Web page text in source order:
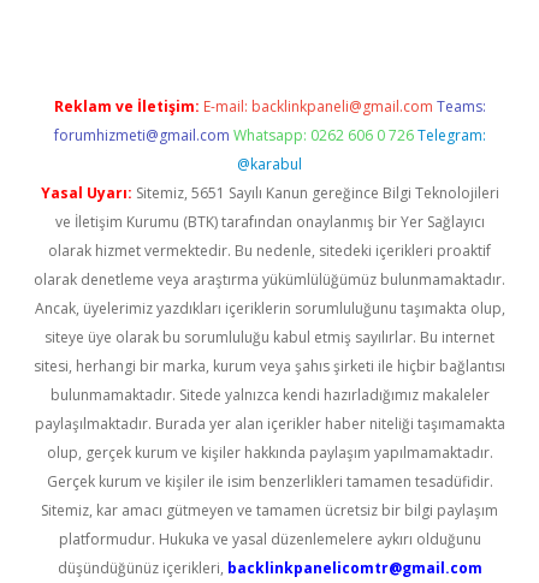
Reklam ve İletişim: E-mail: backlinkpaneli@gmail.com Teams:
forumhizmeti@gmail.com Whatsapp: 0262 606 0 726 Telegram:
@karabul
Yasal Uyarı: Sitemiz, 5651 Sayılı Kanun gereğince Bilgi Teknolojileri
ve İletişim Kurumu (BTK) tarafından onaylanmış bir Yer Sağlayıcı
olarak hizmet vermektedir. Bu nedenle, sitedeki içerikleri proaktif
olarak denetleme veya araştırma yükümlülüğümüz bulunmamaktadır.
Ancak, üyelerimiz yazdıkları içeriklerin sorumluluğunu taşımakta olup,
siteye üye olarak bu sorumluluğu kabul etmiş sayılırlar. Bu internet
sitesi, herhangi bir marka, kurum veya şahıs şirketi ile hiçbir bağlantısı
bulunmamaktadır. Sitede yalnızca kendi hazırladığımız makaleler
paylaşılmaktadır. Burada yer alan içerikler haber niteliği taşımamakta
olup, gerçek kurum ve kişiler hakkında paylaşım yapılmamaktadır.
Gerçek kurum ve kişiler ile isim benzerlikleri tamamen tesadüfidir.
Sitemiz, kar amacı gütmeyen ve tamamen ücretsiz bir bilgi paylaşım
platformudur. Hukuka ve yasal düzenlemelere aykırı olduğunu
düşündüğünüz içerikleri, backlinkpanelicomtr@gmail.com